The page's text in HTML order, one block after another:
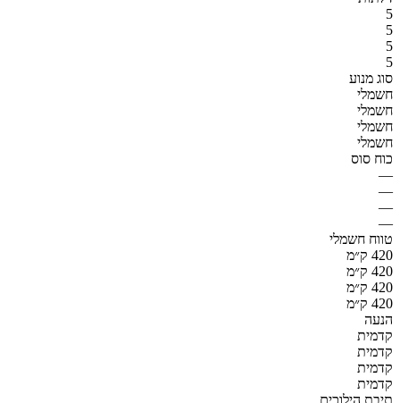
5
5
5
5
סוג מנוע
חשמלי
חשמלי
חשמלי
חשמלי
כוח סוס
—
—
—
—
טווח חשמלי
420 ק״מ
420 ק״מ
420 ק״מ
420 ק״מ
הנעה
קדמית
קדמית
קדמית
קדמית
תיבת הילוכים